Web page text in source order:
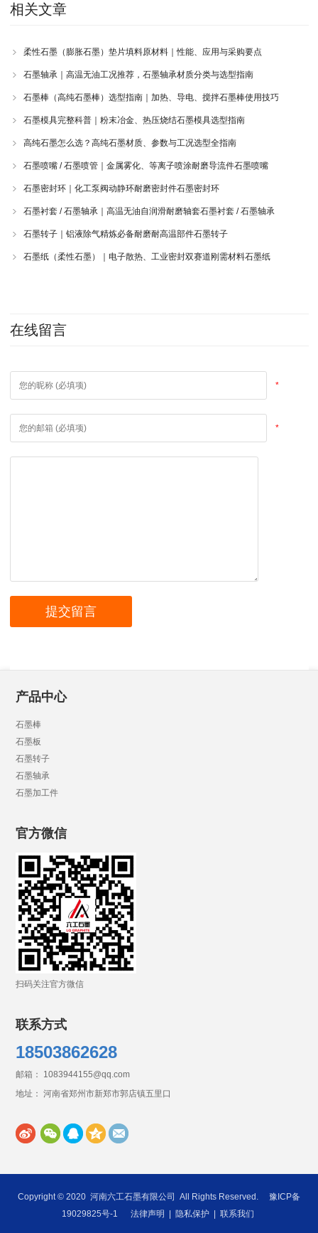
相关文章
柔性石墨（膨胀石墨）垫片填料原材料｜性能、应用与采购要点
石墨轴承｜高温无油工况推荐，石墨轴承材质分类与选型指南
石墨棒（高纯石墨棒）选型指南｜加热、导电、搅拌石墨棒使用技巧
石墨模具完整科普｜粉末冶金、热压烧结石墨模具选型指南
高纯石墨怎么选？高纯石墨材质、参数与工况选型全指南
石墨喷嘴 / 石墨喷管｜金属雾化、等离子喷涂耐磨导流件石墨喷嘴
石墨密封环｜化工泵阀动静环耐磨密封件石墨密封环
石墨衬套 / 石墨轴承｜高温无油自润滑耐磨轴套石墨衬套 / 石墨轴承
石墨转子｜铝液除气精炼必备耐磨耐高温部件石墨转子
石墨纸（柔性石墨）｜电子散热、工业密封双赛道刚需材料石墨纸
在线留言
*
*
产品中心
石墨棒
石墨板
石墨转子
石墨轴承
石墨加工件
官方微信
扫码关注官方微信
联系方式
18503862628
邮箱： 1083944155@qq.com
地址： 河南省郑州市新郑市郭店镇五里口
Copyright © 2020 河南六工石墨有限公司 All Rights Reserved.
豫ICP备
19029825号-1
法律声明 隐私保护 联系我们